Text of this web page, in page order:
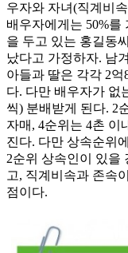
우자와 자녀(직계비
배우자에게는 50%를
을 두고 있는 홍길동
났다고 가정하자. 남
아들과 딸은 각각 2억
다. 다만 배우자가 없
씩) 분배받게 된다. 2
자매, 4순위는 4촌 이
진다. 다만 상속순위
2순위 상속인이 있을
고, 직계비속과 존속
점이다.